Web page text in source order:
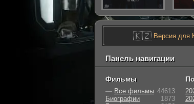
🇰🇿Версия для
Панель навигации
Фильмы
— Все фильмы 44613
Биографии
1873